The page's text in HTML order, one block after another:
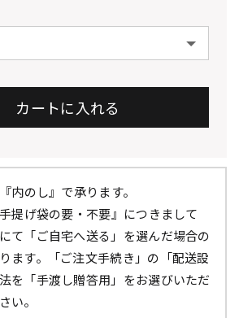
内のし』で承ります。
提げ袋の要・不要』につきまして
て「ご自宅へ送る」を選んだ場合の
ます。「ご注文手続き」の「配送設
を「手渡し贈答用」をお選びいただ
い。